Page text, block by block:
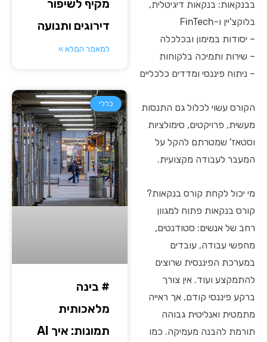
בבנקאות: בנקאות דיגיטלית,
בלוקצ'יין ו-FinTech
– יסודות במימון ובכלכלה
– שירות ותמיכה בלקוחות
– ניתוח פיננסי ומדדים כלכליים
הקורס עשוי לכלול גם התנסות
מעשית, פרויקטים, סימולציות
וסטאז' שמטרתם להקל על
המעבר לעבודה מקצועית.
מי יכול לקחת קורס בנקאות?
קורס בנקאות פתוח למגוון
רחב של אנשים: סטודנטים,
מחפשי עבודה, עובדים
במערכת הפיננסית שרוצים
להתמקצע ועוד. אין צורך
ברקע פיננסי קודם, אך ראייה
מתמטית ואנליטית גבוהה
תורמת להבנה מעמיקה. כמו
מקיף לשיפור
דירוגים ותנועה
למאמר המלא »
כללי
# בינה
מלאכותית
תמונות: איך AI